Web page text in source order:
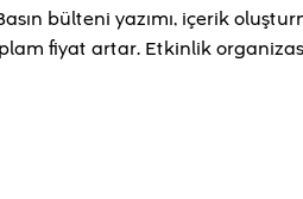
bülteni yazımı, içerik
fiyat artar. Etkinlik